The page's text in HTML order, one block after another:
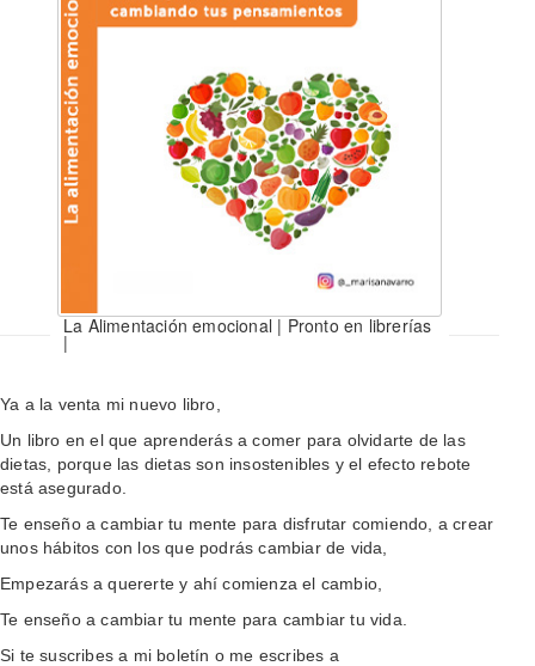
La Alimentación emocional | Pronto en librerías
|
Ya a la venta mi nuevo libro,
Un libro en el que aprenderás a comer para olvidarte de las
dietas, porque las dietas son insostenibles y el efecto rebote
está asegurado.
Te enseño a cambiar tu mente para disfrutar comiendo, a crear
unos hábitos con los que podrás cambiar de vida,
Empezarás a quererte y ahí comienza el cambio,
Te enseño a cambiar tu mente para cambiar tu vida.
Si te suscribes a mi boletín o me escribes a